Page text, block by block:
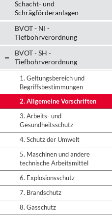
Schacht- und
Schrägförderanlagen
BVOT - NI -
Tiefbohrverordnung
BVOT - SH -
Tiefbohrverordnung
1. Geltungsbereich und
Begriffsbestimmungen
2. Allgemeine Vorschriften
3. Arbeits- und
Gesundheitsschutz
4. Schutz der Umwelt
5. Maschinen und andere
technische Arbeitsmittel
6. Explosionsschutz
7. Brandschutz
8. Gasschutz